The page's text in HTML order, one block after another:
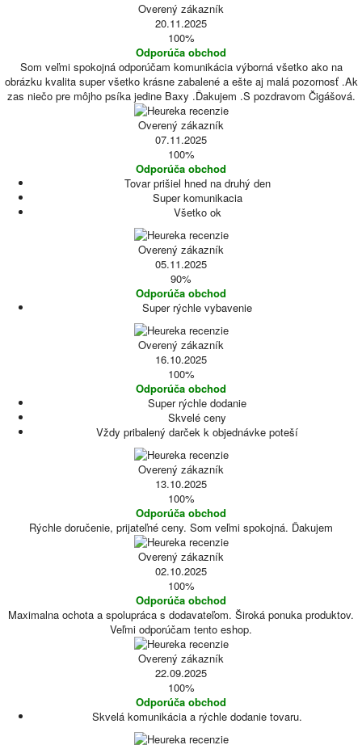
Overený zákazník
20.11.2025
100%
Odporúča obchod
Som veľmi spokojná odporúčam komunikácia výborná všetko ako na
obrázku kvalita super všetko krásne zabalené a ešte aj malá pozornosť .Ak
zas niečo pre môjho psíka jedine Baxy .Ďakujem .S pozdravom Čigášová.
Overený zákazník
07.11.2025
100%
Odporúča obchod
Tovar prišiel hned na druhý den
Super komunikacia
Všetko ok
Overený zákazník
05.11.2025
90%
Odporúča obchod
Super rýchle vybavenie
Overený zákazník
16.10.2025
100%
Odporúča obchod
Super rýchle dodanie
Skvelé ceny
Vždy pribalený darček k objednávke poteší
Overený zákazník
13.10.2025
100%
Odporúča obchod
Rýchle doručenie, prijateľné ceny. Som veľmi spokojná. Ďakujem
Overený zákazník
02.10.2025
100%
Odporúča obchod
Maximalna ochota a spolupráca s dodavateľom. Široká ponuka produktov.
Veľmi odporúčam tento eshop.
Overený zákazník
22.09.2025
100%
Odporúča obchod
Skvelá komunikácia a rýchle dodanie tovaru.